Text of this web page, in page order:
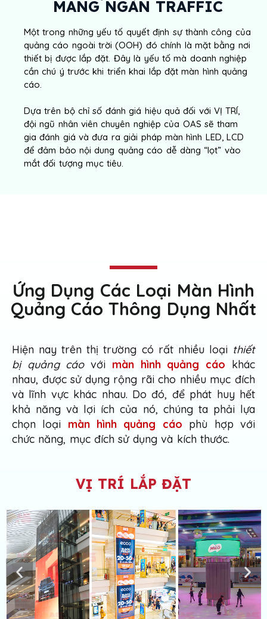
MANG NGÀN TRAFFIC
Một trong những yếu tố quyết định sự thành công của
quảng cáo ngoài trời (OOH) đó chính là mặt bằng nơi
thiết bị được lắp đặt. Đây là yếu tố mà doanh nghiệp
cần chú ý trước khi triển khai lắp đặt màn hình quảng
cáo.
Dựa trên bộ chỉ số đánh giá hiệu quả đối với VỊ TRÍ,
đội ngũ nhân viên chuyên nghiệp của OAS sẽ tham
gia đánh giá và đưa ra giải pháp màn hình LED, LCD
để đảm bảo nội dung quảng cáo dễ dàng “lọt” vào
mắt đối tượng mục tiêu.
Ứng Dụng Các Loại Màn Hình
Quảng Cáo Thông Dụng Nhất
Hiện nay trên thị trường có rất nhiều loại thiết
bị quảng cáovới màn hình quảng cáo khác
nhau, được sử dụng rộng rãi cho nhiều mục đích
và lĩnh vực khác nhau. Do đó, để phát huy hết
khả năng và lợi ích của nó, chúng ta phải lựa
chọn loại màn hình quảng cáo phù hợp với
chức năng, mục đích sử dụng và kích thước.
VỊ TRÍ LẮP ĐẶT